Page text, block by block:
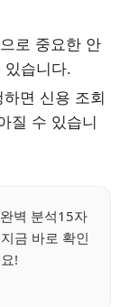
로 중요한 안
있습니다.
면 신용 조회
질 수 있습니
벽 분석15자
금 바로 확인
!